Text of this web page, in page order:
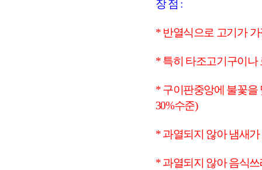
장 점 :
* 반열식으로 고기가
* 특히 타조고기구이나
* 구이판중앙에 불꽃을
30%수준)
* 과열되지 않아 냄새
* 과열되지 않아 음식